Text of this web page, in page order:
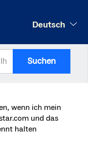
Deutsch
Suchen
wenn ich mein
und das
halten